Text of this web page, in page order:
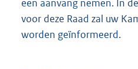
een aanvang nemen. In
voor deze Raad zal uw
worden geïnformeerd.